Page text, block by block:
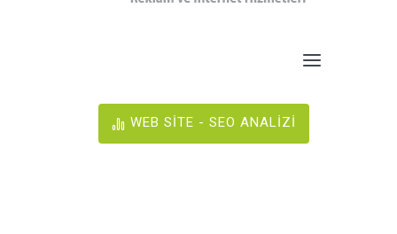
WEB SİTE - SEO ANALİZİ